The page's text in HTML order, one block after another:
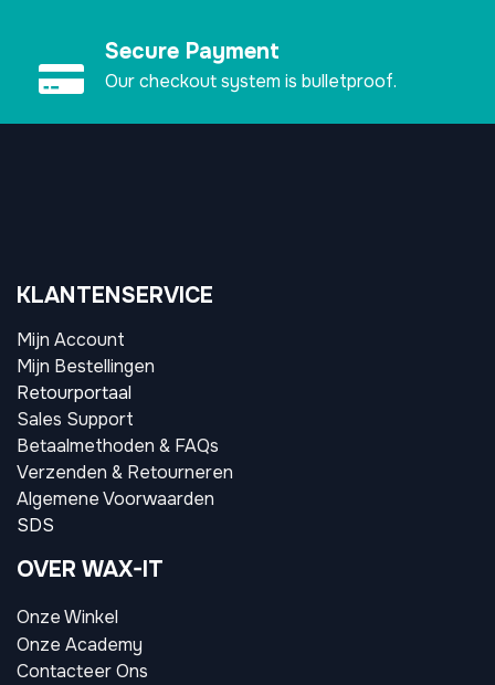
Secure Payment
Our checkout system is bulletproof.
KLANTENSERVICE
Mijn Account
Mijn Bestellingen
Retourportaal
Sales Support
Betaalmethoden & FAQs
Verzenden & Retourneren
Algemene Voorwaarden
SDS
OVER WAX-IT
Onze Winkel
Onze Academy
Contacteer Ons